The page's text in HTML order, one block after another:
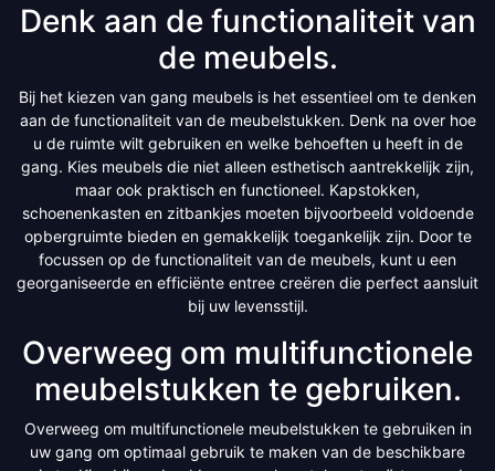
Denk aan de functionaliteit van
de meubels.
Bij het kiezen van gang meubels is het essentieel om te denken
aan de functionaliteit van de meubelstukken. Denk na over hoe
u de ruimte wilt gebruiken en welke behoeften u heeft in de
gang. Kies meubels die niet alleen esthetisch aantrekkelijk zijn,
maar ook praktisch en functioneel. Kapstokken,
schoenenkasten en zitbankjes moeten bijvoorbeeld voldoende
opbergruimte bieden en gemakkelijk toegankelijk zijn. Door te
focussen op de functionaliteit van de meubels, kunt u een
georganiseerde en efficiënte entree creëren die perfect aansluit
bij uw levensstijl.
Overweeg om multifunctionele
meubelstukken te gebruiken.
Overweeg om multifunctionele meubelstukken te gebruiken in
uw gang om optimaal gebruik te maken van de beschikbare